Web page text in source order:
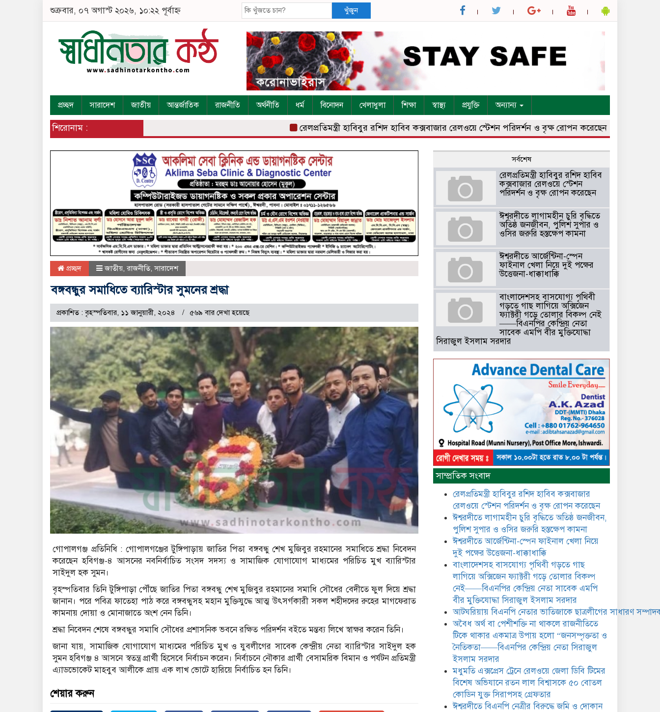
শুক্রবার, ০৭ অগাস্ট ২০২৬, ১০:২২ পূর্বাহ্ন খুঁজুন
প্রচ্ছদ সারাদেশ জাতীয় আন্তর্জাতিক রাজনীতি অর্থনীতি ধর্ম বিনোদন খেলাধুলা শিক্ষা স্বাস্থ্য প্রযুক্তি অন্যান্য
শিরোনাম : রেলপ্রতিমন্ত্রী হাবিবুর রশিদ হাবিব কক্সবাজার রেলওয়ে স্টেশন পরিদর্শন ও বৃক্ষ রোপন করেছেন ঈশ্বরদীতে
প্রচ্ছদ জাতীয়, রাজনীতি,সারাদেশ
বঙ্গবন্ধুর সমাধিতে ব্যারিস্টার সুমনের শ্রদ্ধা
প্রকাশিত : বৃহস্পতিবার, ১১ জানুয়ারী, ২০২৪ ৫৬৯ বার দেখা হয়েছে
গোপালগঞ্জ প্রতিনিধি : গোপালগঞ্জের টুঙ্গিপাড়ায় জাতির পিতা বঙ্গবন্ধু শেখ মুজিবুর রহমানের সমাধিতে শ্রদ্ধা নিবেদন
করেছেন হবিগঞ্জ-৪ আসনের নবনির্বাচিত সংসদ সদস্য ও সামাজিক যোগাযোগ মাধ্যমের পরিচিত মুখ ব্যারিস্টার
সাইদুল হক সুমন।
বৃহস্পতিবার তিনি টুঙ্গিপাড়া পৌঁছে জাতির পিতা বঙ্গবন্ধু শেখ মুজিবুর রহমানের সমাধি সৌধের বেদীতে ফুল দিয়ে শ্রদ্ধা
জানান। পরে পবিত্র ফাতেহা পাঠ করে বঙ্গবন্ধুসহ মহান মুক্তিযুদ্ধে আত্ম উৎসর্গকারী সকল শহীদদের রুহের মাগফেরাত
কামনায় দোয়া ও মোনাজাতে অংশ নেন তিনি।
শ্রদ্ধা নিবেদন শেষে বঙ্গবন্ধুর সমাধি সৌধের প্রশাসনিক ভবনে রক্ষিত পরিদর্শন বইতে মন্তব্য লিখে স্বাক্ষর করেন তিনি।
জানা যায়, সামাজিক যোগাযোগ মাধ্যমের পরিচিত মুখ ও যুবলীগের সাবেক কেন্দ্রীয় নেতা ব্যারিস্টার সাইদুল হক
সুমন হবিগঞ্জ ৪ আসনে স্বতন্ত্র প্রার্থী হিসেবে নির্বাচন করেন। নির্বাচনে নৌকার প্রার্থী বেসামরিক বিমান ও পর্যটন প্রতিমন্ত্রী
এ্যাডভোকেট মাহবুব আলীকে প্রায় এক লাখ ভোটে হারিয়ে নির্বাচিত হন তিনি।
শেয়ার করুন
সর্বশেষ
রেলপ্রতিমন্ত্রী হাবিবুর রশিদ হাবিব
কক্সবাজার রেলওয়ে স্টেশন
পরিদর্শন ও বৃক্ষ রোপন করেছেন
ঈশ্বরদীতে লাগামহীন চুরি বৃদ্ধিতে
অতিষ্ঠ জনজীবন, পুলিশ সুপার ও
ওসির জরুরি হস্তক্ষেপ কামনা ​
ঈশ্বরদীতে আর্জেন্টিনা-স্পেন
ফাইনাল খেলা নিয়ে দুই পক্ষের
উত্তেজনা-ধাক্কাধাক্কি
বাংলাদেশসহ বাসযোগ্য পৃথিবী
গড়তে গাছ লাগিয়ে অক্সিজেন
ফ্যাক্টরী গড়ে তোলার বিকল্প নেই
——বিএনপির কেন্দ্রিয় নেতা
সাবেক এমপি বীর মুক্তিযোদ্ধা
সিরাজুল ইসলাম সরদার
আটঘরিয়ায় বিএনপি নেতার ভাতিজাকে ছাত্রলীগের সাধারণ সম্পাদক
​​অবৈধ অর্থ বা পেশীশক্তি না থাকলে
রাজনীতিতে টিকে থাকার একমাত্র
উপায় হলো “জনসম্পৃক্ততা ও
নৈতিকতা——বিএনপির কেন্দ্রিয়
নেতা সিরাজুল ইসলাম সরদার
জেলা ডিবি টিমের বিশেষ অভিযানে
রতন লাল বিশ্বাসকে ৫০ বোতল
কোডিন যুক্ত সিরাপসহ গ্রেফতার
ঈশ্বরদীতে বিএনপি নেত্রীর বিরুদ্ধে
জমি ও দোকান দখলের চেষ্টার
অভিযোগে সংবাদ সম্মেলন
যে ঐক্যের মাধ্যমে ১৯৯১ সালে
বিএনপির সকলস্তরের নেতাকর্মীরা
ভঙ্গুর দলকে প্রতিষ্ঠা এবং নির্বাচন
করে স্বৈরাচারী শেখ হাসিনাকে
অপসারণ করেছিল সেই ঐক্যকেই
সুদৃঢ় করার আহবান জানিয়েছেন—- বিএনপির কেন্দ্রিয়
নির্বাহী কমিটির নেতা, সাবেক এমপি বীর মুক্তিযোদ্ধা
সিরাজুল ইসলাম সরদার
আদালত থেকে দেওয়া রিসিভার
নিয়োগের আদেশ অমান্য করে
টাকার লিচু ও আম লুট
,জীবননাশের হুমকি ,পুলিশের
নীরব ভ’মিকায় প্রধানমন্ত্রীর জরুরি হস্তক্ষেপ কামনা
সাম্প্রতিক সংবাদ
রেলপ্রতিমন্ত্রী হাবিবুর রশিদ হাবিব কক্সবাজার
রেলওয়ে স্টেশন পরিদর্শন ও বৃক্ষ রোপন করেছেন
ঈশ্বরদীতে লাগামহীন চুরি বৃদ্ধিতে অতিষ্ঠ জনজীবন,
পুলিশ সুপার ও ওসির জরুরি হস্তক্ষেপ কামনা ​
ঈশ্বরদীতে আর্জেন্টিনা-স্পেন ফাইনাল খেলা নিয়ে
দুই পক্ষের উত্তেজনা-ধাক্কাধাক্কি
বাংলাদেশসহ বাসযোগ্য পৃথিবী গড়তে গাছ
লাগিয়ে অক্সিজেন ফ্যাক্টরী গড়ে তোলার বিকল্প
নেই——বিএনপির কেন্দ্রিয় নেতা সাবেক এমপি
বীর মুক্তিযোদ্ধা সিরাজুল ইসলাম সরদার
আটঘরিয়ায় বিএনপি নেতার ভাতিজাকে ছাত্রলীগের সাধারণ
​​অবৈধ অর্থ বা পেশীশক্তি না থাকলে রাজনীতিতে
টিকে থাকার একমাত্র উপায় হলো “জনসম্পৃক্ততা ও
নৈতিকতা——বিএনপির কেন্দ্রিয় নেতা সিরাজুল
ইসলাম সরদার
মধুমতি এক্সপ্রেস ট্রেনে রেলওয়ে জেলা ডিবি টিমের
বিশেষ অভিযানে রতন লাল বিশ্বাসকে ৫০ বোতল
কোডিন যুক্ত সিরাপসহ গ্রেফতার
ঈশ্বরদীতে বিএনপি নেত্রীর বিরুদ্ধে জমি ও দোকান